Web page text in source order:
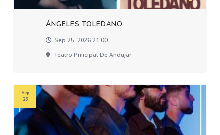
ÁNGELES TOLEDANO
Sep 25, 2026 21:00
Teatro Principal De Andujar
Sep
26